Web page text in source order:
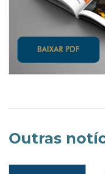
Outras